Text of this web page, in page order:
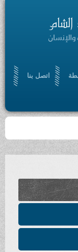
اتصل بنا